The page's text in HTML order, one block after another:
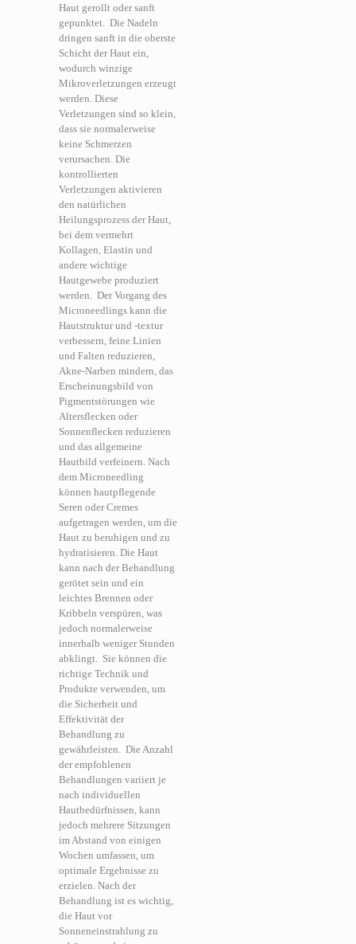
Haut gerollt oder sanft
gepunktet. Die Nadeln
dringen sanft in die oberste
Schicht der Haut ein,
wodurch winzige
Mikroverletzungen erzeugt
werden. Diese
Verletzungen sind so klein,
dass sie normalerweise
keine Schmerzen
verursachen. Die
kontrollierten
Verletzungen aktivieren
den natürlichen
Heilungsprozess der Haut,
bei dem vermehrt
Kollagen, Elastin und
andere wichtige
Hautgewebe produziert
werden. Der Vorgang des
Microneedlings kann die
Hautstruktur und -textur
verbessern, feine Linien
und Falten reduzieren,
Akne-Narben mindern, das
Erscheinungsbild von
Pigmentstörungen wie
Altersflecken oder
Sonnenflecken reduzieren
und das allgemeine
Hautbild verfeinern. Nach
dem Microneedling
können hautpflegende
Seren oder Cremes
aufgetragen werden, um die
Haut zu beruhigen und zu
hydratisieren. Die Haut
kann nach der Behandlung
gerötet sein und ein
leichtes Brennen oder
Kribbeln verspüren, was
jedoch normalerweise
innerhalb weniger Stunden
abklingt. Sie können die
richtige Technik und
Produkte verwenden, um
die Sicherheit und
Effektivität der
Behandlung zu
gewährleisten. Die Anzahl
der empfohlenen
Behandlungen variiert je
nach individuellen
Hautbedürfnissen, kann
jedoch mehrere Sitzungen
im Abstand von einigen
Wochen umfassen, um
optimale Ergebnisse zu
erzielen. Nach der
Behandlung ist es wichtig,
die Haut vor
Sonneneinstrahlung zu